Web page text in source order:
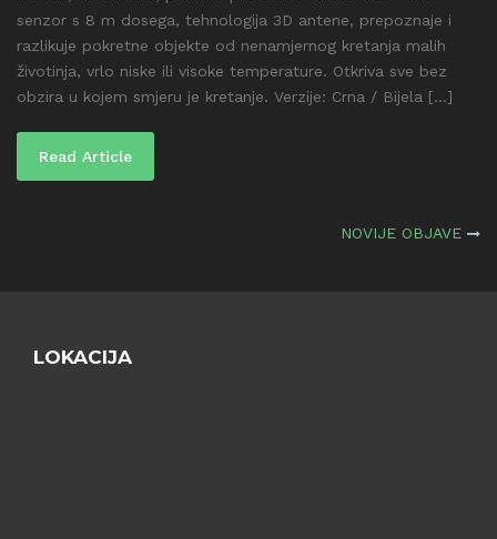
senzor s 8 m dosega, tehnologija 3D antene, prepoznaje i
razlikuje pokretne objekte od nenamjernog kretanja malih
životinja, vrlo niske ili visoke temperature. Otkriva sve bez
obzira u kojem smjeru je kretanje. Verzije: Crna / Bijela [...]
Read Article
NOVIJE OBJAVE
LOKACIJA